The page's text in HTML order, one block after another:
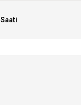
Saati